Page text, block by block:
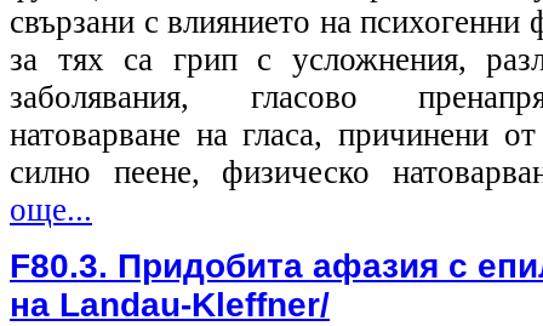
свързани с влиянието на
за тях са грип с усложнения,
заболявания, гласово
натоварване на гласа, причинени
силно пеене, физическо
още...
F80.3. Придобита афазия с
на Landau-Kleffner/